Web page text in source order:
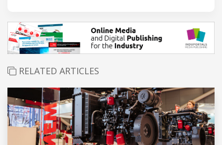
RELATED ARTICLES